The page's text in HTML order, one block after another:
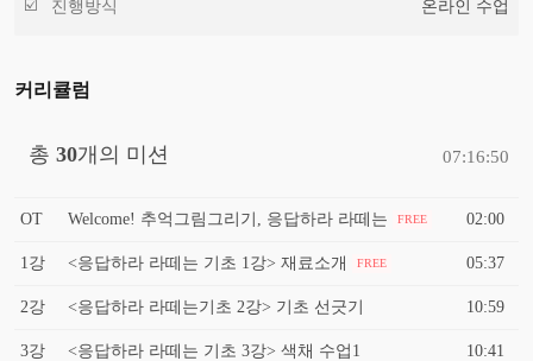
진행방식 온라인 수업
커리큘럼
총 30개의 미션 07:16:50
OT Welcome! 추억그림그리기, 응답하라 라떼는 FREE 02:00
1강 <응답하라 라떼는 기초 1강> 재료소개 FREE 05:37
2강 <응답하라 라떼는기초 2강> 기초 선긋기 10:59
3강 <응답하라 라떼는 기초 3강> 색채 수업1 10:41